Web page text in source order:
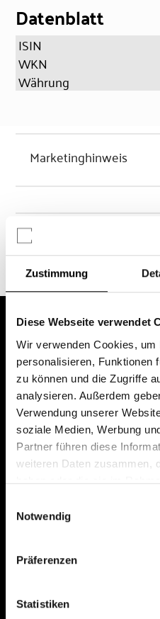
Zustimmung
Diese Webseite verwendet
Wir verwenden Cookies, um
personalisieren, Funktionen
zu können und die Zugriffe
analysieren. Außerdem
Verwendung unserer
soziale Medien, Werbung
Partner führen diese
weiteren Daten zusammen,
Notwendig
Präferenzen
Statistiken
Datenblatt
ISIN
WKN
Währung
Marketinghinweis
Chancen & Risiken
Das erste Depot in
0€ Ausgabeaufschlag
knapp 2000 Fonds und
All rights reserved.